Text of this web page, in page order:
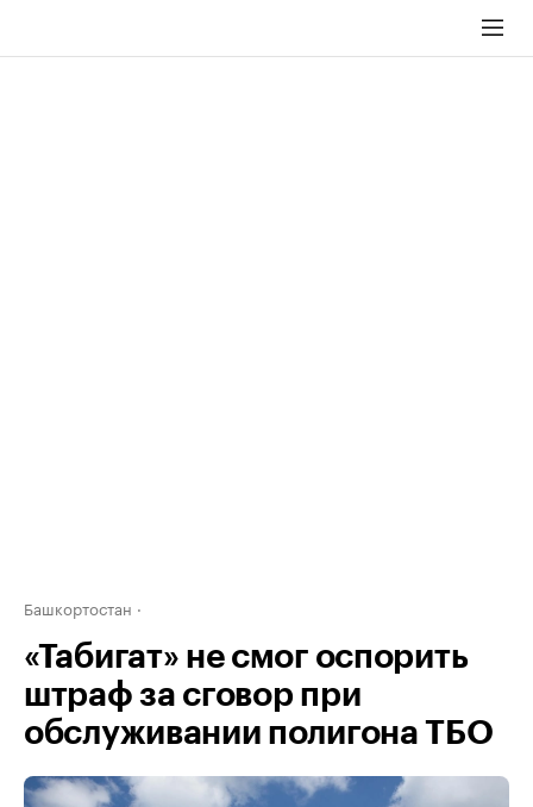
Башкортостан
«Табигат» не смог оспорить
штраф за сговор при
обслуживании полигона ТБО